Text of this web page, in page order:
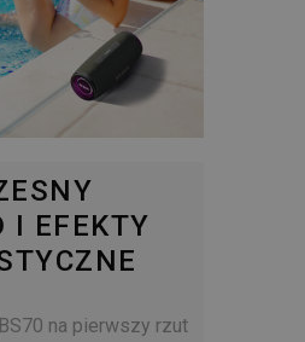
I EFEKTY
na pierwszy rzut